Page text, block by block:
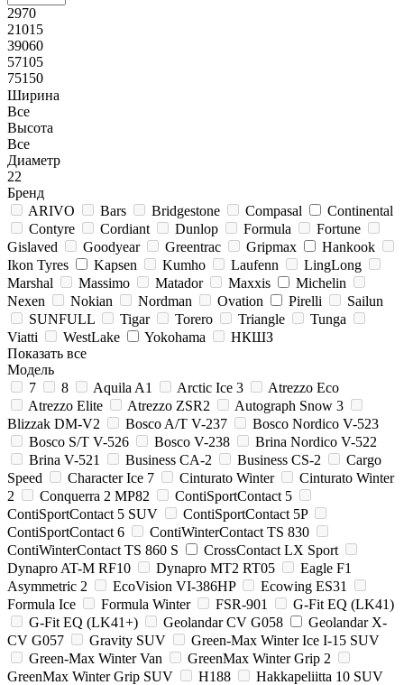
2970
21015
39060
57105
75150
Ширина
Все
Высота
Все
Диаметр
22
Бренд
ARIVO
Bars Bridgestone Compasal
Continental
Contyre
Cordiant Dunlop Formula
Fortune
Gislaved
Goodyear Greentrac Gripmax
Hankook
Ikon Tyres
Kapsen Kumho Laufenn
LingLong
Marshal
Massimo Matador Maxxis
Michelin
Nexen
Nokian Nordman Ovation Pirelli
Sailun
SUNFULL
Tigar Torero Triangle
Tunga
Viatti
WestLake Yokohama
НКШЗ
Показать все
Модель
7
8 Aquila A1 Arctic Ice 3
Atrezzo Eco
Atrezzo Elite
Atrezzo ZSR2
Autograph Snow 3
Blizzak DM-V2
Bosco A/T V-237
Bosco Nordico V-523
Bosco S/T V-526
Bosco V-238
Brina Nordico V-522
Brina V-521
Business CA-2 Business CS-2
Cargo
Speed
Character Ice 7 Cinturato Winter
Cinturato Winter
2
Conquerra 2 MP82
ContiSportContact 5
ContiSportContact 5 SUV
ContiSportContact 5P
ContiSportContact 6
ContiWinterContact TS 830
ContiWinterContact TS 860 S
CrossContact LX Sport
Dynapro AT-M RF10
Dynapro MT2 RT05
Eagle F1
Asymmetric 2
EcoVision VI-386HP
Ecowing ES31
Formula Ice
Formula Winter FSR-901
G-Fit EQ (LK41)
G-Fit EQ (LK41+)
Geolandar CV G058
Geolandar X-
CV G057
Gravity SUV
Green-Max Winter Ice I-15 SUV
Green-Max Winter Van
GreenMax Winter Grip 2
GreenMax Winter Grip SUV
H188
Hakkapeliitta 10 SUV